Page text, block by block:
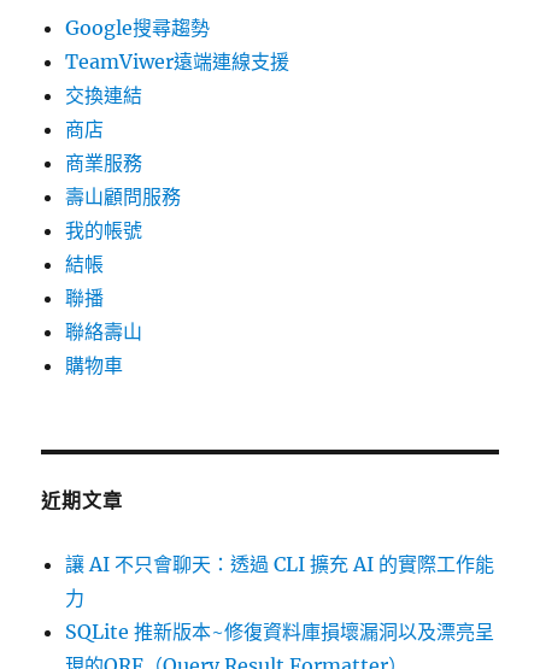
Google搜尋趨勢
TeamViwer遠端連線支援
交換連結
商店
商業服務
壽山顧問服務
我的帳號
結帳
聯播
聯絡壽山
購物車
近期文章
讓 AI 不只會聊天：透過 CLI 擴充 AI 的實際工作能
力
SQLite 推新版本~修復資料庫損壞漏洞以及漂亮呈